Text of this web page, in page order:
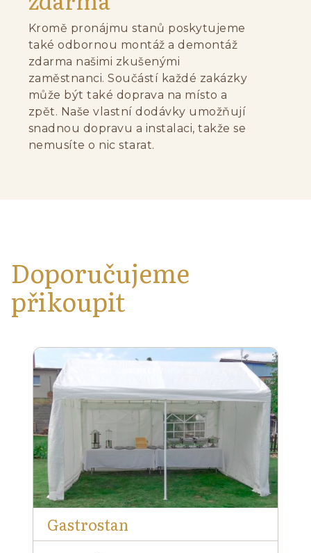
Kromě pronájmu stanů poskytujeme
také odbornou montáž a demontáž
zdarma našimi zkušenými
zaměstnanci. Součástí každé zakázky
může být také doprava na místo a
zpět. Naše vlastní dodávky umožňují
snadnou dopravu a instalaci, takže se
nemusíte o nic starat.
Doporučujeme
přikoupit
Gastrostan